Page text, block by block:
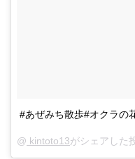
#あぜみち散歩#オクラの
@ kintoto13がシェアした